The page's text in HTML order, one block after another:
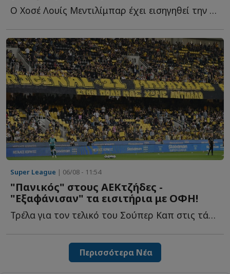
Ο Χοσέ Λουίς Μεντιλίμπαρ έχει εισηγηθεί την απόκτηση τ...
Super League | 06/08 - 11:54
"Πανικός" στους ΑΕΚτζήδες -
"Εξαφάνισαν" τα εισιτήρια με ΟΦΗ!
Τρέλα για τον τελικό του Σούπερ Καπ στις τάξεις τ...
Περισσότερα Νέα